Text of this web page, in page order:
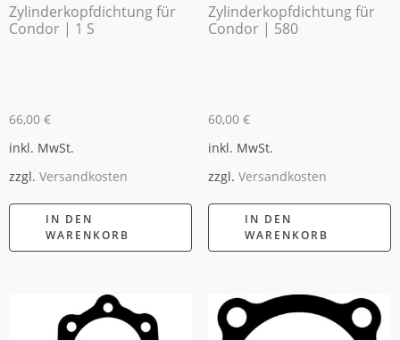
Zylinderkopfdichtung für
Condor | 1 S
66,00 €
inkl. MwSt.
zzgl. Versandkosten
IN DEN
WARENKORB
Zylinderkopfdichtung für
Condor | 580
60,00 €
inkl. MwSt.
zzgl. Versandkosten
IN DEN
WARENKORB